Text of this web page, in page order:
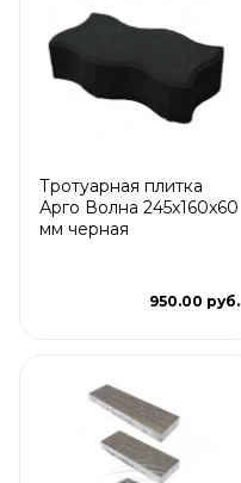
Тротуарная плитка
Арго Волна 245x160x60
мм черная
950.00 руб.